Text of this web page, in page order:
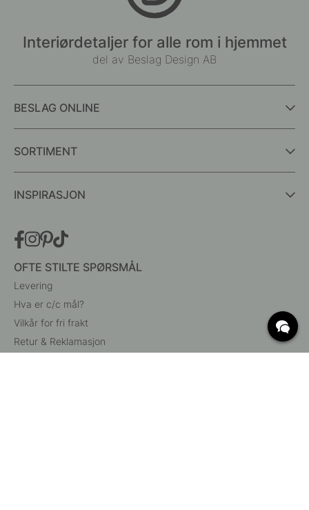
Interiørdetaljer for alle rom i hjemmet
del av Beslag Design AB
BESLAG ONLINE
SORTIMENT
INSPIRASJON
OFTE STILTE SPØRSMÅL
Levering
Hva er c/c mål?
Vilkår for fri frakt
Retur & Reklamasjon